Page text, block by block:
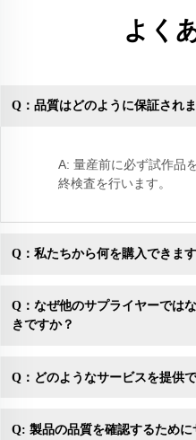
よく
Q：品質はどのように保証され
A: 量産前に必ず試作品
終検査を行います。
Q：私たちから何を購入できま
Q：なぜ他のサプライヤーでは
きですか？
Q：どのようなサービスを提供
Q: 製品の品質を確認するために